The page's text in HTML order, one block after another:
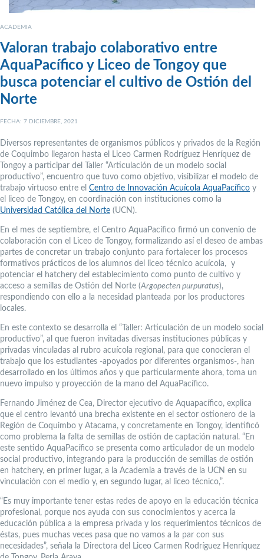
ACADEMIA
Valoran trabajo colaborativo entre
AquaPacífico y Liceo de Tongoy que
busca potenciar el cultivo de Ostión del
Norte
FECHA: 7 DICIEMBRE, 2021
Diversos representantes de organismos públicos y privados de la Región
de Coquimbo llegaron hasta el Liceo Carmen Rodríguez Henríquez de
Tongoy a participar del Taller “Articulación de un modelo social
productivo”, encuentro que tuvo como objetivo, visibilizar el modelo de
trabajo virtuoso entre el Centro de Innovación Acuícola AquaPacífico y
el liceo de Tongoy, en coordinación con instituciones como la
Universidad Católica del Norte (UCN).
En el mes de septiembre, el Centro AquaPacífico firmó un convenio de
colaboración con el Liceo de Tongoy, formalizando así el deseo de ambas
partes de concretar un trabajo conjunto para fortalecer los procesos
formativos prácticos de los alumnos del liceo técnico acuícola, y
potenciar el hatchery del establecimiento como punto de cultivo y
acceso a semillas de Ostión del Norte (Argopecten purpuratus),
respondiendo con ello a la necesidad planteada por los productores
locales.
En este contexto se desarrolla el “Taller: Articulación de un modelo social
productivo”, al que fueron invitadas diversas instituciones públicas y
privadas vinculadas al rubro acuícola regional, para que conocieran el
trabajo que los estudiantes -apoyados por diferentes organismos-, han
desarrollado en los últimos años y que particularmente ahora, toma un
nuevo impulso y proyección de la mano del AquaPacífico.
Fernando Jiménez de Cea, Director ejecutivo de Aquapacífico, explica
que el centro levantó una brecha existente en el sector ostionero de la
Región de Coquimbo y Atacama, y concretamente en Tongoy, identificó
como problema la falta de semillas de ostión de captación natural. “En
este sentido AquaPacífico se presenta como articulador de un modelo
social productivo, integrando para la producción de semillas de ostión
en hatchery, en primer lugar, a la Academia a través de la UCN en su
vinculación con el medio y, en segundo lugar, al liceo técnico,”.
“Es muy importante tener estas redes de apoyo en la educación técnica
profesional, porque nos ayuda con sus conocimientos y acerca la
educación pública a la empresa privada y los requerimientos técnicos de
éstas, pues muchas veces pasa que no vamos a la par con sus
necesidades”, señala la Directora del Liceo Carmen Rodríguez Henríquez